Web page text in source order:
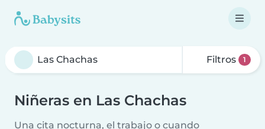
Filtros 1
Niñeras en Las Chachas
Una cita nocturna, el trabajo o cuando